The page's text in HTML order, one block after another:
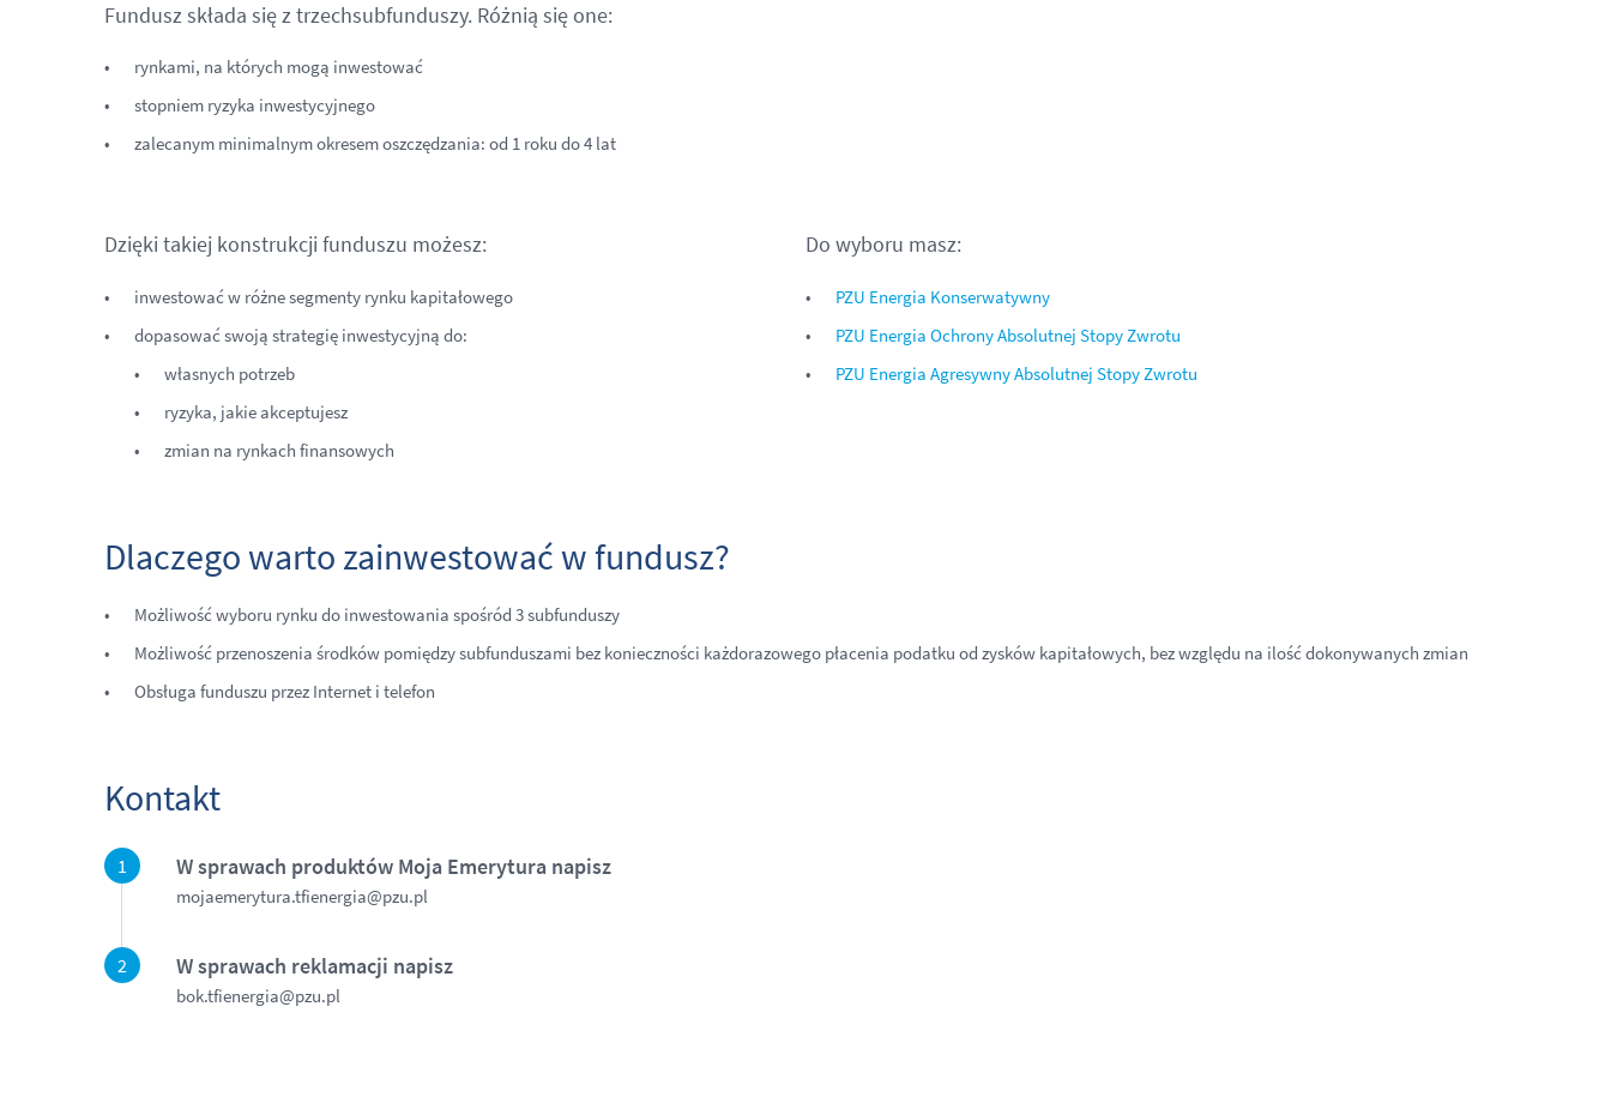
Fundusz składa się z trzechsubfunduszy. Różnią się one:
rynkami, na których mogą inwestować
stopniem ryzyka inwestycyjnego
zalecanym minimalnym okresem oszczędzania: od 1 roku do 4 lat
Dzięki takiej konstrukcji funduszu możesz:
inwestować w różne segmenty rynku kapitałowego
dopasować swoją strategię inwestycyjną do:
własnych potrzeb
ryzyka, jakie akceptujesz
zmian na rynkach finansowych
Do wyboru masz:
PZU Energia Konserwatywny
PZU Energia Ochrony Absolutnej Stopy Zwrotu
PZU Energia Agresywny Absolutnej Stopy Zwrotu
Dlaczego warto zainwestować w fundusz?
Możliwość wyboru rynku do inwestowania spośród 3 subfunduszy
Możliwość przenoszenia środków pomiędzy subfunduszami bez konieczności każdorazowego płacenia podatku od zysków kapitałowych, bez względu na ilość dokonywanych zmian
Obsługa funduszu przez Internet i telefon
Kontakt
W sprawach produktów Moja Emerytura napisz
mojaemerytura.tfienergia@pzu.pl
W sprawach reklamacji napisz
bok.tfienergia@pzu.pl